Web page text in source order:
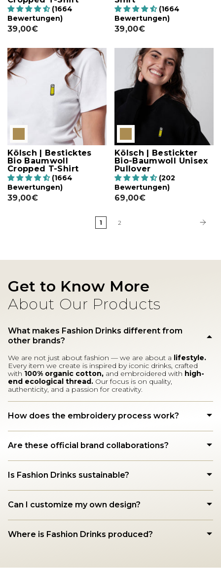
(1664
Bewertungen)
39,00€
(1664
Bewertungen)
39,00€
Kölsch | Besticktes
Bio Baumwoll
Cropped T-Shirt
(1664
Bewertungen)
39,00€
Kölsch | Bestickter
Bio-Baumwoll Unisex
Pullover
(202
Bewertungen)
69,00€
1 2
Get to Know More
About Our Products
What makes Fashion Drinks different from
other brands?
We are not just about fashion — we are about a lifestyle.
Every item we create is inspired by iconic drinks, crafted
with 100% organic cotton, and embroidered with high-
end ecological thread. Our focus is on quality,
authenticity, and a passion for creativity.
How does the embroidery process work?
Are these official brand collaborations?
Is Fashion Drinks sustainable?
Can I customize my own design?
Where is Fashion Drinks produced?